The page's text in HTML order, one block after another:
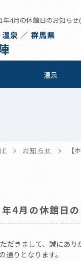
年4月の休館日のお知ら
泉 ／ 群馬県
温泉
お知らせ 【
年4月の休館
だきまして、誠にあり
りとなります。